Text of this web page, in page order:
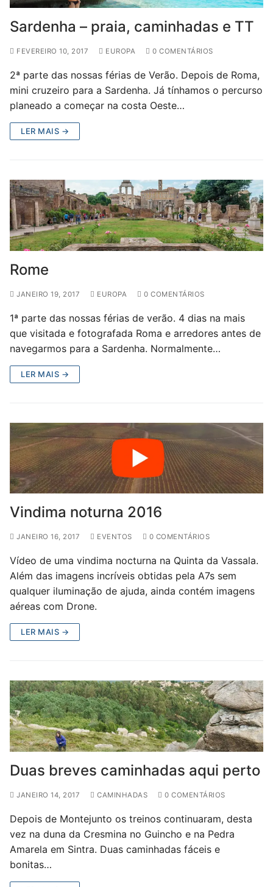
Sardenha – praia, caminhadas e TT
FEVEREIRO 10, 2017 EUROPA 0 COMENTÁRIOS
2ª parte das nossas férias de Verão. Depois de Roma,
mini cruzeiro para a Sardenha. Já tínhamos o percurso
planeado a começar na costa Oeste…
LER MAIS →
Rome
JANEIRO 19, 2017 EUROPA 0 COMENTÁRIOS
1ª parte das nossas férias de verão. 4 dias na mais
que visitada e fotografada Roma e arredores antes de
navegarmos para a Sardenha. Normalmente…
LER MAIS →
Vindima noturna 2016
JANEIRO 16, 2017 EVENTOS 0 COMENTÁRIOS
Vídeo de uma vindima nocturna na Quinta da Vassala.
Além das imagens incríveis obtidas pela A7s sem
qualquer iluminação de ajuda, ainda contém imagens
aéreas com Drone.
LER MAIS →
Duas breves caminhadas aqui perto
JANEIRO 14, 2017 CAMINHADAS 0 COMENTÁRIOS
Depois de Montejunto os treinos continuaram, desta
vez na duna da Cresmina no Guincho e na Pedra
Amarela em Sintra. Duas caminhadas fáceis e
bonitas…